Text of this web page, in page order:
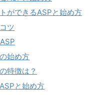
ができるASPと始め方
ツ
始め方
特徴は？
と始め方